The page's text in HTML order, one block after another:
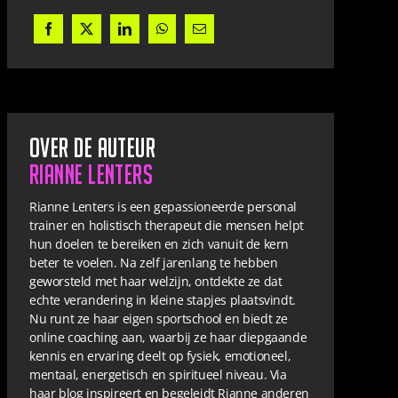
Over de auteur
Rianne Lenters
Rianne Lenters is een gepassioneerde personal
trainer en holistisch therapeut die mensen helpt
hun doelen te bereiken en zich vanuit de kern
beter te voelen. Na zelf jarenlang te hebben
geworsteld met haar welzijn, ontdekte ze dat
echte verandering in kleine stapjes plaatsvindt.
Nu runt ze haar eigen sportschool en biedt ze
online coaching aan, waarbij ze haar diepgaande
kennis en ervaring deelt op fysiek, emotioneel,
mentaal, energetisch en spiritueel niveau. Via
haar blog inspireert en begeleidt Rianne anderen